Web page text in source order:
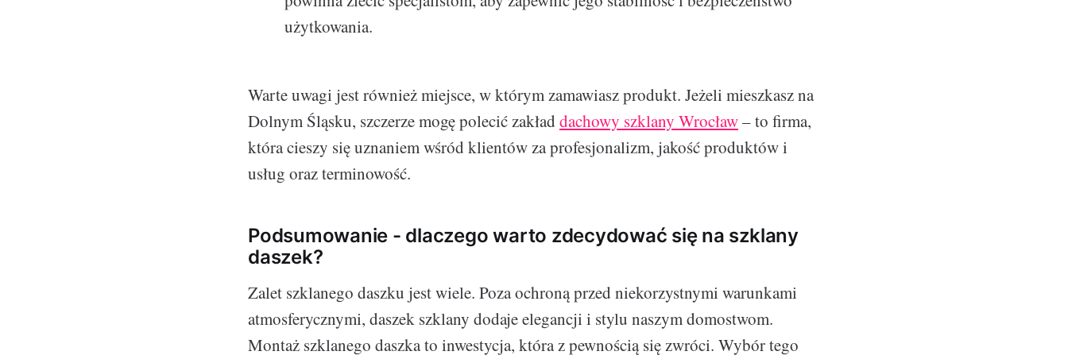
użytkowania.
Warte uwagi jest również miejsce, w którym zamawiasz produkt. Jeżeli mieszkasz na
Dolnym Śląsku, szczerze mogę polecić zakład dachowy szklany Wrocław– to firma,
która cieszy się uznaniem wśród klientów za profesjonalizm, jakość produktów i
usług oraz terminowość.
Podsumowanie - dlaczego warto zdecydować się na szklany
daszek?
Zalet szklanego daszku jest wiele. Poza ochroną przed niekorzystnymi warunkami
atmosferycznymi, daszek szklany dodaje elegancji i stylu naszym domostwom.
Montaż szklanego daszka to inwestycja, która z pewnością się zwróci. Wybór tego